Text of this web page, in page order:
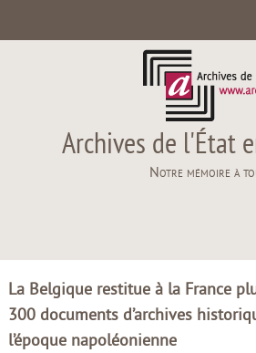
Archives de l'État
Notre mémoire à
La Belgique restitue à la France
300 documents d’archives
l’époque napoléonienne